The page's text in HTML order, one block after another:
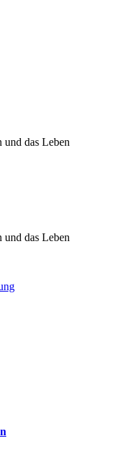
und das Leben
und das Leben